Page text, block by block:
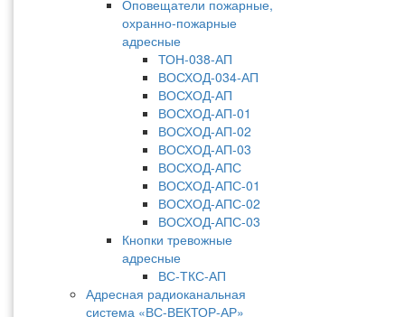
Оповещатели пожарные,
охранно-пожарные
адресные
ТОН-038-АП
ВОСХОД-034-АП
ВОСХОД-АП
ВОСХОД-АП-01
ВОСХОД-АП-02
ВОСХОД-АП-03
ВОСХОД-АПС
ВОСХОД-АПС-01
ВОСХОД-АПС-02
ВОСХОД-АПС-03
Кнопки тревожные
адресные
ВС-ТКС-АП
Адресная радиоканальная
система «ВС-ВЕКТОР-АР»